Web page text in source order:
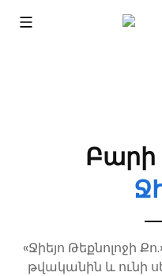
Բարի
«Ջիեյո Թեքնոլոջի
թվականին և ունի